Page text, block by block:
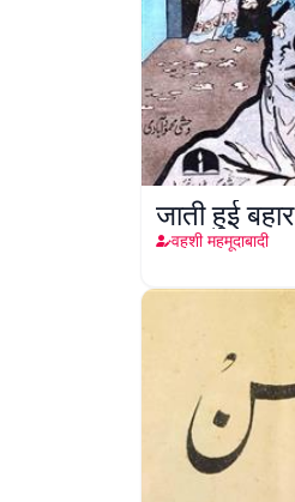
जाती हुई बहार
वहशी महमूदाबादी